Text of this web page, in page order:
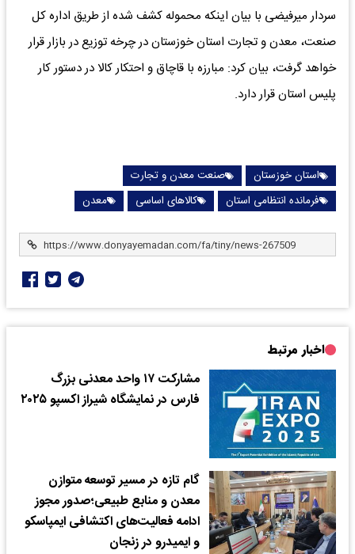
سردار میرفیضی با بیان اینکه محموله کشف شده از طریق اداره کل
صنعت، معدن و تجارت استان خوزستان در چرخه توزیع در بازار قرار
خواهد گرفت، بیان کرد: مبارزه با قاچاق و احتکار کالا در دستور کار
پلیس استان قرار دارد.
استان خوزستان
صنعت معدن و تجارت
فرمانده انتظامی استان
کالاهای اساسی معدن
اخبار مرتبط
مشارکت ۱۷ واحد معدنی بزرگ
فارس در نمایشگاه شیراز اکسپو ۲۰۲۵
گام تازه در مسیر توسعه متوازن
معدن و منابع طبیعی؛صدور مجوز
ادامه فعالیت‌های اکتشافی ایمپاسکو
و ایمیدرو در زنجان